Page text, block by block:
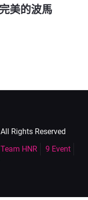
美的波馬
Rights Reserved
Team HNR
9 Event